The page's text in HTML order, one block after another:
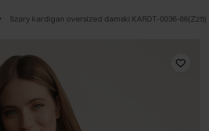
Szary kardigan oversized damski KARDT-0036-66(Z25)